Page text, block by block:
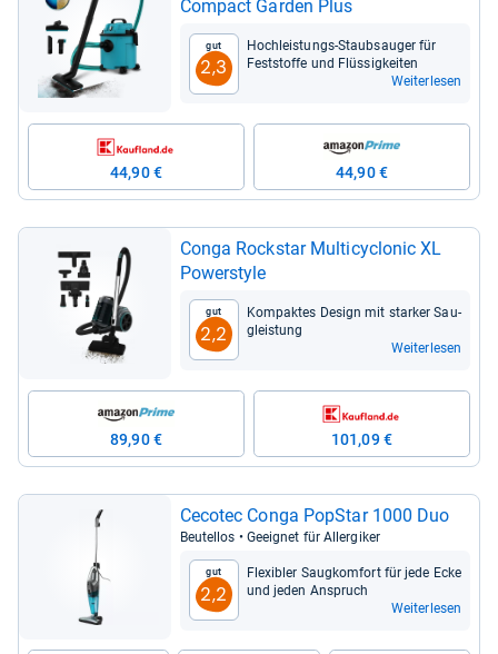
Com­pact Gar­den Plus
Gut
2,3
Hoch­leis­tungs-​Staub­sau­ger für
Fest­stoffe und Flüs­sig­kei­ten
Weiterlesen
44,90 € 44,90 €
Conga Rock­star Mul­ti­cy­clo­nic XL
Power­style
Gut
2,2
Kom­pak­tes Design mit star­ker Sau­
g­leis­tung
Weiterlesen
89,90 € 101,09 €
Ceco­tec Conga Pop­Star 1000 Duo
Beu­tel­los • Geeig­net für All­er­gi­ker
Gut
2,2
Fle­xibler Saug­kom­fort für jede Ecke
und jeden Anspruch
Weiterlesen